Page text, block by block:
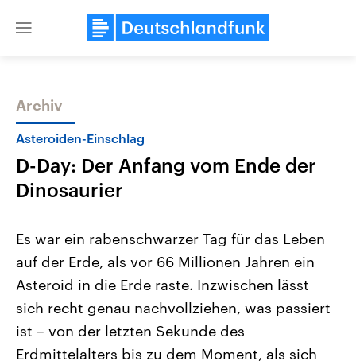
Close
Themen
Landtagswahl Sachsen-Anhalt
2026
Alle Informationen
Sachsen-Anhalt wählt am 6.
September 2026 einen neuen
Landtag. Seit 2021 wird das
Bundesland von einer Koalition aus
USA
Aktuelle Beiträge,
Hintergründe
Wirtschaftlich und
gehören die Vereinigten
den mächtigsten Ländern
mit großem Einfluss auf
Archiv
Asteroiden-Einschlag
D-Day: Der Anfang vom Ende der
Dinosaurier
Es war ein rabenschwarzer Tag für das Leben
auf der Erde, als vor 66 Millionen Jahren ein
Asteroid in die Erde raste. Inzwischen lässt
sich recht genau nachvollziehen, was passiert
ist – von der letzten Sekunde des
Erdmittelalters bis zu dem Moment, als sich